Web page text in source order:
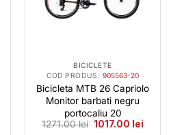
BICICLETE
COD PRODUS: 905563-20
Bicicleta MTB 26 Capriolo
Monitor barbati negru
portocaliu 20
1271.00lei Prețul
1017.00 lei